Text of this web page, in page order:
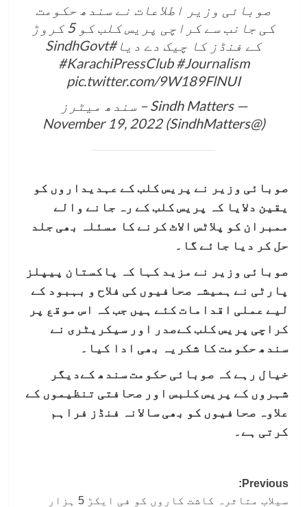
صوبائی وزیر اطلاعات نے سندھ حکومت
کی جانب سے کراچی پریس کلب کو 5 کروڑ
کے فنڈز کا چیک دے دیا#SindhGovt
#KarachiPressClub #Journalism
pic.twitter.com/9W189FlNUI
— Sindh Matters – سندھ میٹرز
(@SindhMatters)
November 19, 2022
صوبائی وزیر نے پریس کلب کے عہدیداروں کو
یقین دلایا کہ پریس کلب کے رہ جانے والے
ممبران کو پلاٹس الاٹ کرنے کا مسئلہ بھی جلد
حل کر دیا جائے گا۔
صوبائی وزیر نے مزید کہا کہ پاکستان پیپلز
پارٹی نے ہمیشہ صحافیوں کی فلاح و بہبود کے
لیے عملی اقدامات کئے ہیں جب کہ اس موقع پر
کراچی پریس کلب کےصدر اور سیکریٹری نے
سندھ حکومت کا شکریہ بھی ادا کیا۔
خیال رہے کہ صوبائی حکومت سندھ کےدیگر
شہروں کے پریس کلبس اور صحافتی تنظیموں کے
علاوہ صحافیوں کو بھی سالانہ فنڈز فراہم
کرتی ہے۔
Post
Previous:
سیلاب متاثرہ کاشت کاروں کو فی ایکڑ 5 ہزار